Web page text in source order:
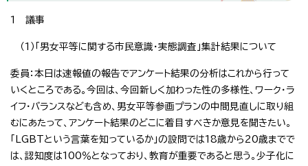
1 議事
（1）「男女平等に関する市民意識・実態調査」集計結果について
委員：本日は速報値の報告でアンケート結果の分析はこれから行って
いくところである。今回は、今回新しく加わった性の多様性、ワーク・ラ
イフ・バランスなども含め、男女平等参画プランの中間見直しに取り組
むにあたって、アンケート結果のどこに着目すべきか意見を聞きたい。
「LGBTという言葉を知っているか」の設問では18歳から20歳までで
は、認知度は100％となっており、教育が重要であると思う。少子化に